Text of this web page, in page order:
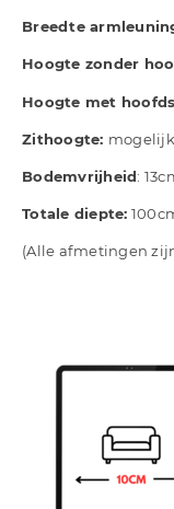
Breedte
Hoogte zonder
Hoogte met
Zithoogte:
Bodemvrijheid:
Totale diepte:
(Alle afmetingen